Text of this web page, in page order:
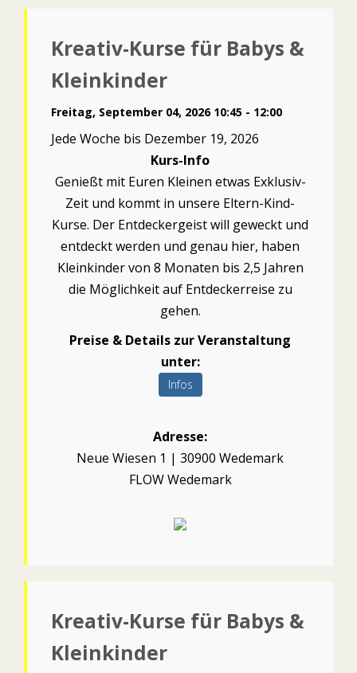
Kreativ-Kurse für Babys &
Kleinkinder
Freitag, September 04, 2026 10:45 - 12:00
Jede Woche bis Dezember 19, 2026
Kurs-Info
Genießt mit Euren Kleinen etwas Exklusiv-
Zeit und kommt in unsere Eltern-Kind-
Kurse. Der Entdeckergeist will geweckt und
entdeckt werden und genau hier, haben
Kleinkinder von 8 Monaten bis 2,5 Jahren
die Möglichkeit auf Entdeckerreise zu
gehen.
Preise & Details zur Veranstaltung
unter:
Infos
Adresse:
Neue Wiesen 1 | 30900 Wedemark
FLOW Wedemark
Kreativ-Kurse für Babys &
Kleinkinder